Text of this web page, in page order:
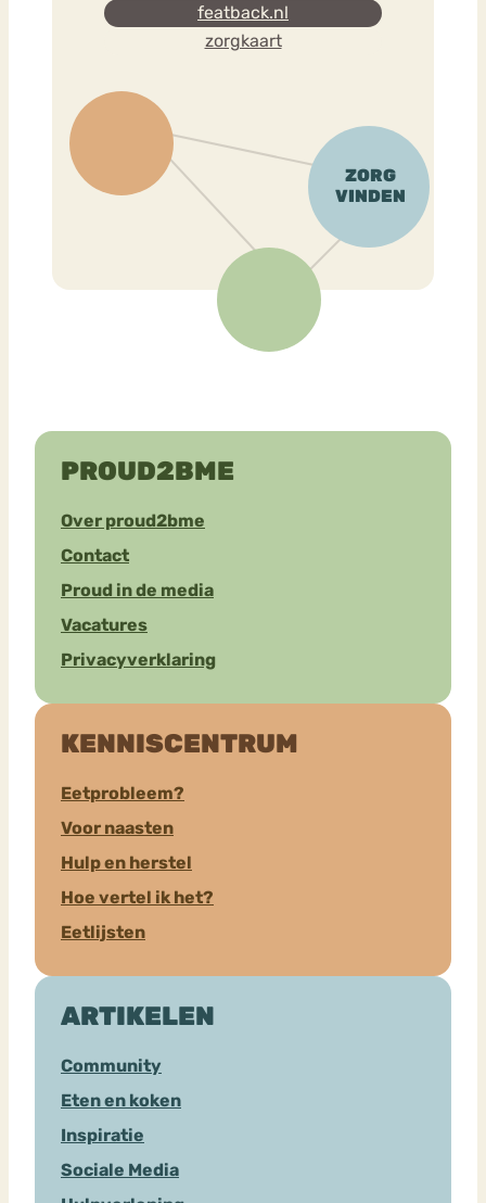
featback.nl
zorgkaart
PROUD2BME
Over proud2bme
Contact
Proud in de media
Vacatures
Privacyverklaring
KENNISCENTRUM
Eetprobleem?
Voor naasten
Hulp en herstel
Hoe vertel ik het?
Eetlijsten
ARTIKELEN
Community
Eten en koken
Inspiratie
Sociale Media